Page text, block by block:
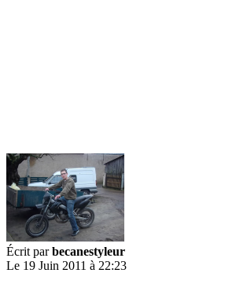
Écrit parbecanestyleur
Le 19 Juin 2011 à 22:23